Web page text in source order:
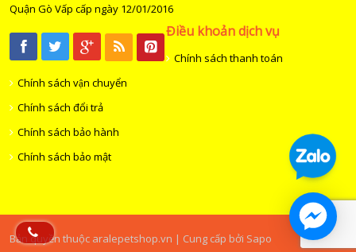
Quận Gò Vấp cấp ngày 12/01/2016
Điều khoản dịch vụ
Chính sách thanh toán
Chính sách vận chuyển
Chính sách đổi trả
Chính sách bảo hành
Chính sách bảo mật
Bản quyền thuộc aralepetshop.vn | Cung cấp bởi Sapo